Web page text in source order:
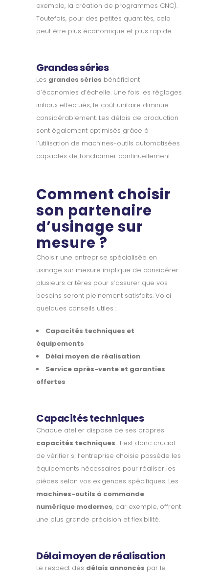
exemple, la création de programmes CNC).
Toutefois, pour des petites quantités, cela
peut être plus économique et plus rapide.
Grandes séries
Les grandes séries bénéficient
d’économies d’échelle. Une fois les réglages
initiaux effectués, le coût unitaire diminue
considérablement. Les délais de production
sont également optimisés grâce à
l’utilisation de machines-outils automatisées
capables de fonctionner continuellement.
Comment choisir
son partenaire
d’usinage sur
mesure ?
Choisir une entreprise spécialisée en
usinage sur mesure implique de considérer
plusieurs critères pour s’assurer que vos
besoins seront pleinement satisfaits. Voici
quelques conseils utiles :
Capacités techniques et
équipements
Délai moyen de réalisation
Service après-vente et garanties
offertes
Capacités techniques
Chaque atelier dispose de ses propres
capacités techniques. Il est donc crucial
de vérifier si l’entreprise choisie possède les
équipements nécessaires pour réaliser les
pièces selon vos exigences spécifiques. Les
machines-outils à commande
numérique modernes, par exemple, offrent
une plus grande précision et flexibilité.
Délai moyen de réalisation
Le respect des délais annoncés par le